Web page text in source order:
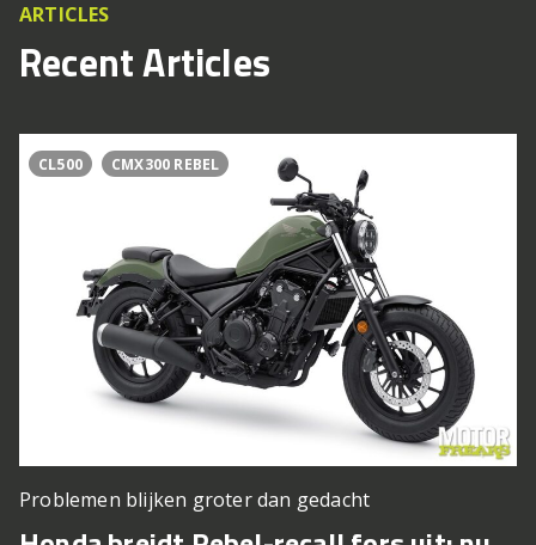
ARTICLES
Recent Articles
CL500 CMX300 REBEL
Problemen blijken groter dan gedacht